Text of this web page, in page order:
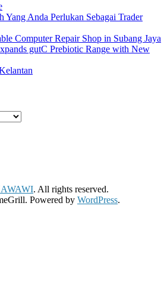
Yang Anda Perlukan Sebagai Trader
Computer Repair Shop in Subang Jaya
gutC Prebiotic Range with New
. All rights reserved.
Powered by WordPress.